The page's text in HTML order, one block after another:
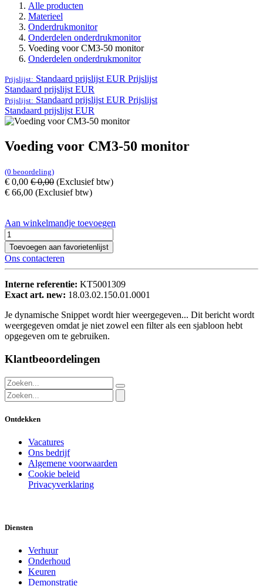
Alle producten
Materieel
Onderdrukmonitor
Onderdelen onderdrukmonitor
Voeding voor CM3-50 monitor
Onderdelen onderdrukmonitor
Prijslijst: Standaard prijslijst EUR Prijslijst
Standaard prijslijst EUR
Prijslijst: Standaard prijslijst EUR Prijslijst
Standaard prijslijst EUR
Voeding voor CM3-50 monitor
(0 beoordeling)
€ 0,00 €0,00 (Exclusief btw)
€ 66,00 (Exclusief btw)
Aan winkelmandje toevoegen
Toevoegen aan favorietenlijst
Ons contacteren
Interne referentie: KT5001309
Exact art. new: 18.03.02.150.01.0001
Je dynamische Snippet wordt hier weergegeven... Dit bericht wordt
weergegeven omdat je niet zowel een filter als een sjabloon hebt
opgegeven om te gebruiken.
Klantbeoordelingen
Ontdekken
Vacatures
Ons bedrijf
Algemene voorwaarden
Cookie beleid
Privacyverklaring
Diensten
Verhuur
Onderhoud
Keuren
Demonstratie